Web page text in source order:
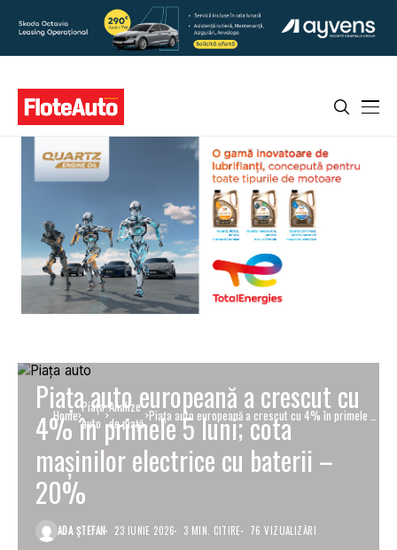
Home Piaţa
auto
Analize
de piață Piața auto europeană a crescut cu 4% în primele 5
luni; cota mașinilor electrice cu baterii – 20%
Piața auto europeană a crescut cu
4% în primele 5 luni; cota
mașinilor electrice cu baterii –
20%
ADA ȘTEFAN 23 IUNIE 2026 3 MIN. CITIRE 76 VIZUALIZĂRI